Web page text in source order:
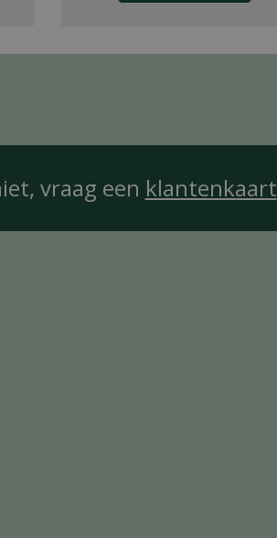
vraag een klantenkaart